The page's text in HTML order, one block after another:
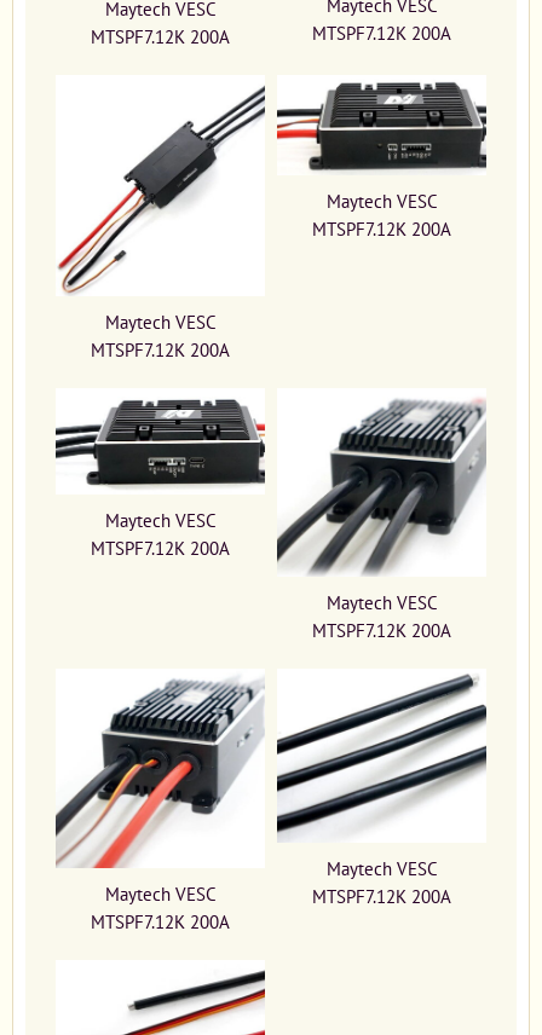
Maytech VESC
MTSPF7.12K 200A
Maytech VESC
MTSPF7.12K 200A
Maytech VESC
MTSPF7.12K 200A
Maytech VESC
MTSPF7.12K 200A
Maytech VESC
MTSPF7.12K 200A
Maytech VESC
MTSPF7.12K 200A
Maytech VESC
MTSPF7.12K 200A
Maytech VESC
MTSPF7.12K 200A